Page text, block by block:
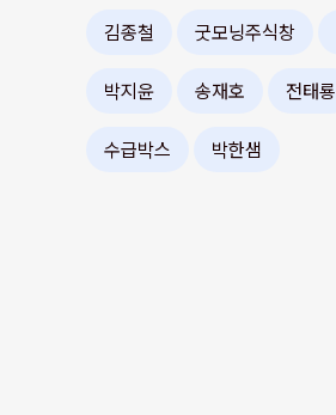
김종철 굿모닝주식창
박지윤 송재호 전태룡
수급박스 박한샘